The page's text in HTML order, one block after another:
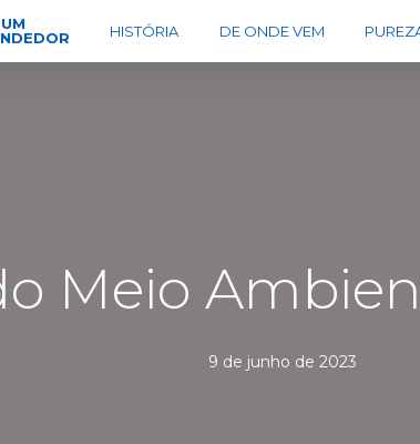
HISTÓRIA DE ONDE VEM
Meio
9 de junho de 2023